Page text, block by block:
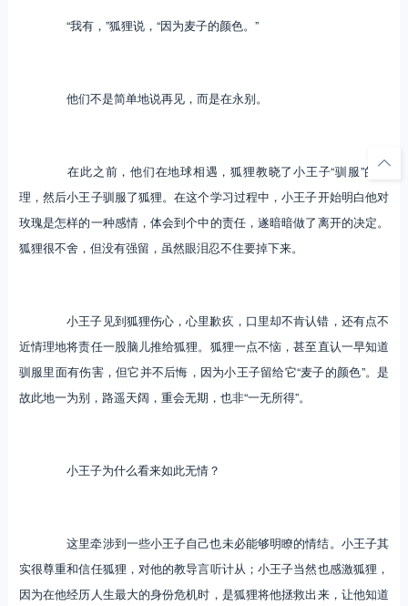
“我有，”狐狸说，“因为麦子的颜色。”
他们不是简单地说再见，而是在永别。
在此之前，他们在地球相遇，狐狸教晓了小王子“驯服”的道
理，然后小王子驯服了狐狸。在这个学习过程中，小王子开始明白他对
玫瑰是怎样的一种感情，体会到个中的责任，遂暗暗做了离开的决定。
狐狸很不舍，但没有强留，虽然眼泪忍不住要掉下来。
小王子见到狐狸伤心，心里歉疚，口里却不肯认错，还有点不
近情理地将责任一股脑儿推给狐狸。狐狸一点不恼，甚至直认一早知道
驯服里面有伤害，但它并不后悔，因为小王子留给它“麦子的颜色”。是
故此地一为别，路遥天阔，重会无期，也非“一无所得”。
小王子为什么看来如此无情？
这里牵涉到一些小王子自己也未必能够明瞭的情结。小王子其
实很尊重和信任狐狸，对他的教导言听计从；小王子当然也感激狐狸，
因为在他经历人生最大的身份危机时，是狐狸将他拯救出来，让他知道